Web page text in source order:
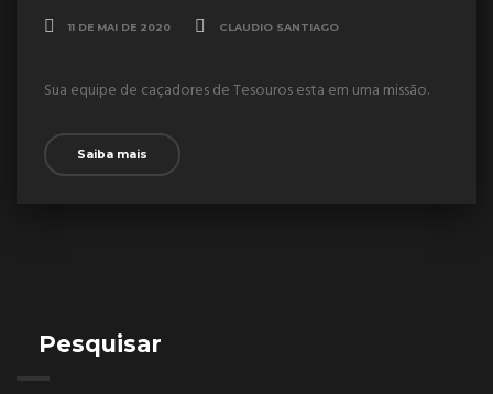
11 DE MAI DE 2020 CLAUDIO SANTIAGO
Sua equipe de caçadores de Tesouros esta em uma missão.
Saiba mais
Pesquisar